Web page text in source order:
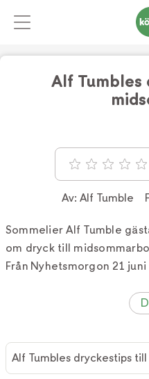
Alf
Betyg: 0 av 5
Av: Alf Tumble
Sommelier Alf Tumble
om dryck till
Från Nyhetsmorgon 21 juni
Alf Tumbles dryckestips